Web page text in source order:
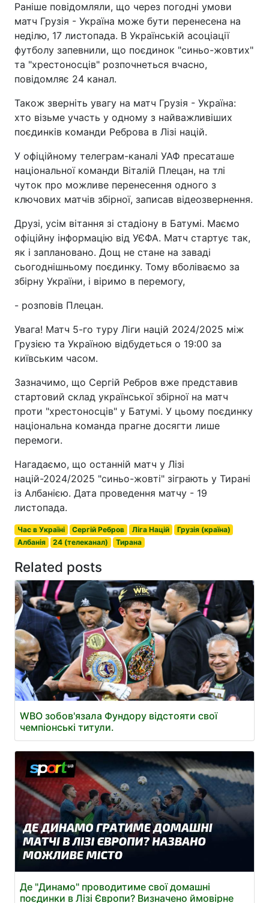
Раніше повідомляли, що через погодні умови
матч Грузія - Україна може бути перенесена на
неділю, 17 листопада. В Українській асоціації
футболу запевнили, що поєдинок "синьо-жовтих"
та "хрестоносців" розпочнеться вчасно,
повідомляє 24 канал.
Також зверніть увагу на матч Грузія - Україна:
хто візьме участь у одному з найважливіших
поєдинків команди Реброва в Лізі націй.
У офіційному телеграм-каналі УАФ пресаташе
національної команди Віталій Плецан, на тлі
чуток про можливе перенесення одного з
ключових матчів збірної, записав відеозвернення.
Друзі, усім вітання зі стадіону в Батумі. Маємо
офіційну інформацію від УЄФА. Матч стартує так,
як і заплановано. Дощ не стане на заваді
сьогоднішньому поєдинку. Тому вболіваємо за
збірну України, і віримо в перемогу,
- розповів Плецан.
Увага! Матч 5-го туру Ліги націй 2024/2025 між
Грузією та Україною відбудеться о 19:00 за
київським часом.
Зазначимо, що Сергій Ребров вже представив
стартовий склад української збірної на матч
проти "хрестоносців" у Батумі. У цьому поєдинку
національна команда прагне досягти лише
перемоги.
Нагадаємо, що останній матч у Лізі
націй-2024/2025 "синьо-жовті" зіграють у Тирані
із Албанією. Дата проведення матчу - 19
листопада.
Час в Україні Сергій Ребров Ліга Націй
Грузія (країна)
Албанія
24 (телеканал) Тирана
Related posts
WBO зобов'язала Фундору відстояти свої
чемпіонські титули.
Де "Динамо" проводитиме свої домашні
поєдинки в Лізі Європи? Визначено ймовірне